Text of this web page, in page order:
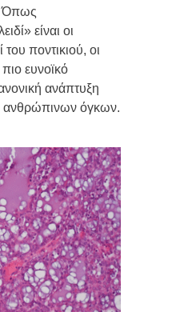
Όπως
είναι οι
ποντικιού, οι
ευνοϊκό
ανάπτυξη
ανθρώπινων όγκων.